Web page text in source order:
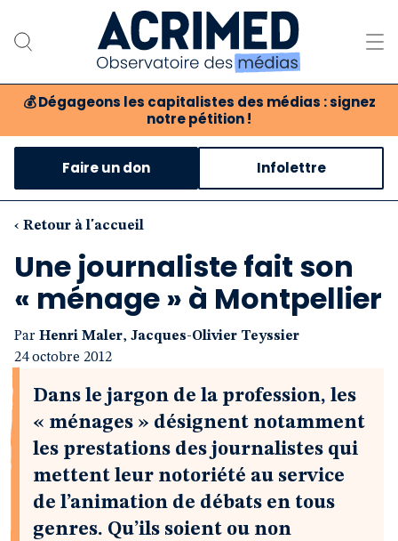
💰 Dégageons les capitalistes des médias : signez
notre pétition !
Notre association
Notre critique des médias
Nos propositions
Notre revue
Boutique
Faire un don Infolettre
‹ Retour à l'accueil
Une journaliste fait son
« ménage » à Montpellier
Par Henri Maler, Jacques-Olivier Teyssier
24 octobre 2012
Dans le jargon de la profession, les
« ménages » désignent notamment
les prestations des journalistes qui
mettent leur notoriété au service
de l’animation de débats en tous
genres. Qu’ils soient ou non